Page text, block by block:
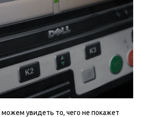
увидеть то, чего не покажет